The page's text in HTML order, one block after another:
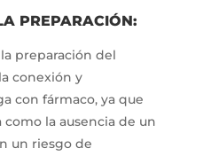
PREPARACIÓN:
preparación del
conexión y
con fármaco, ya que
la ausencia de un
un riesgo de